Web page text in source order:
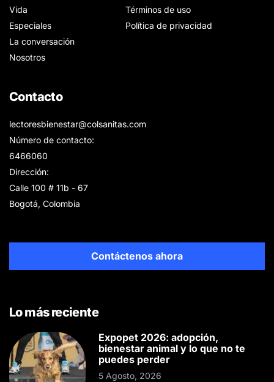
Vida
Especiales
La conversación
Nosotros
Términos de uso
Política de privacidad
Contacto
lectoresbienestar@colsanitas.com
Número de contacto:
6466060
Dirección:
Calle 100 # 11b - 67
Bogotá, Colombia
Contáctenos ahora
Lo más reciente
Expopet 2026: adopción,
bienestar animal y lo que no te
puedes perder
5 Agosto, 2026